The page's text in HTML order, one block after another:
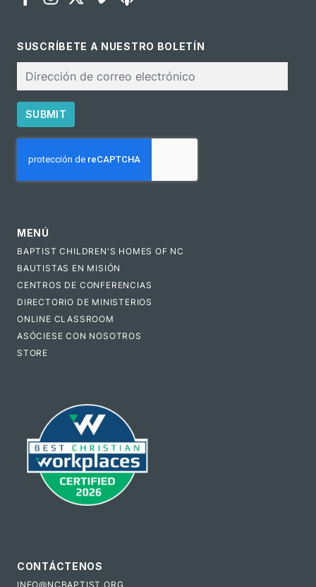
SUSCRÍBETE A NUESTRO BOLETÍN
electrónico
SUBMIT
MENÚ
BAPTIST CHILDREN'S HOMES OF NC
BAUTISTAS EN MISIÓN
CENTROS DE CONFERENCIAS
DIRECTORIO DE MINISTERIOS
ONLINE CLASSROOM
ASÓCIESE CON NOSOTROS
STORE
CONTÁCTENOS
INFO@NCBAPTIST.ORG